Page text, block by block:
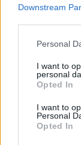
Downstream
Personal
I want to
personal
Opted In
I want to
Personal
Opted In